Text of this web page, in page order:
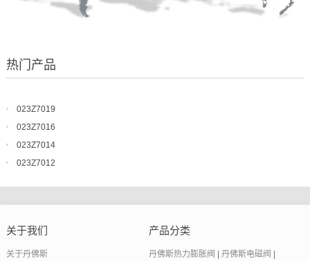
热门产品
023Z7019
023Z7016
023Z7014
023Z7012
关于我们
关于丹佛斯
产品分类
丹佛斯热力膨胀阀 |丹佛斯电磁阀 |